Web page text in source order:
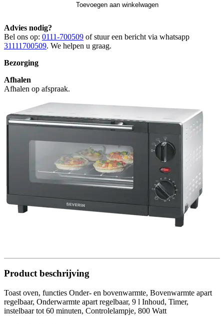
Toevoegen aan winkelwagen
Advies nodig?
Bel ons op: 0111-700509 of stuur een bericht via whatsapp
31111700509. We helpen u graag.
Bezorging
Afhalen
Afhalen op afspraak.
Product beschrijving
Toast oven, functies Onder- en bovenwarmte, Bovenwarmte apart
regelbaar, Onderwarmte apart regelbaar, 9 l Inhoud, Timer,
instelbaar tot 60 minuten, Controlelampje, 800 Watt